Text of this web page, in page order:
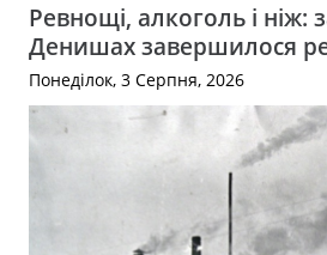
Ревнощі, алкоголь і ніж:
Денишах завершилося
Понеділок, 3 Серпня, 2026